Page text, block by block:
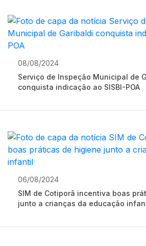
08/08/2024
Serviço de Inspeção Municipal de
conquista indicação ao SISBI-POA
06/08/2024
SIM de Cotiporã incentiva boas
junto a crianças da educação